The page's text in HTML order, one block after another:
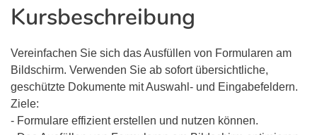
Kursbeschreibung
Vereinfachen Sie sich das Ausfüllen von Formularen am
Bildschirm. Verwenden Sie ab sofort übersichtliche,
geschützte Dokumente mit Auswahl- und Eingabefeldern.
Ziele:
- Formulare effizient erstellen und nutzen können.